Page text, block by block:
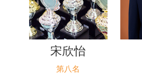
宋欣怡
第八名